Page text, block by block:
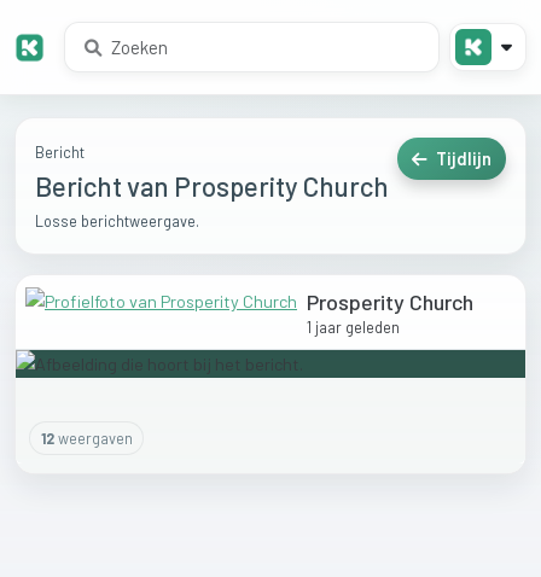
Bericht
Bericht van Prosperity Church
Losse berichtweergave.
Tijdlijn
Prosperity Church
1 jaar geleden
12weergaven